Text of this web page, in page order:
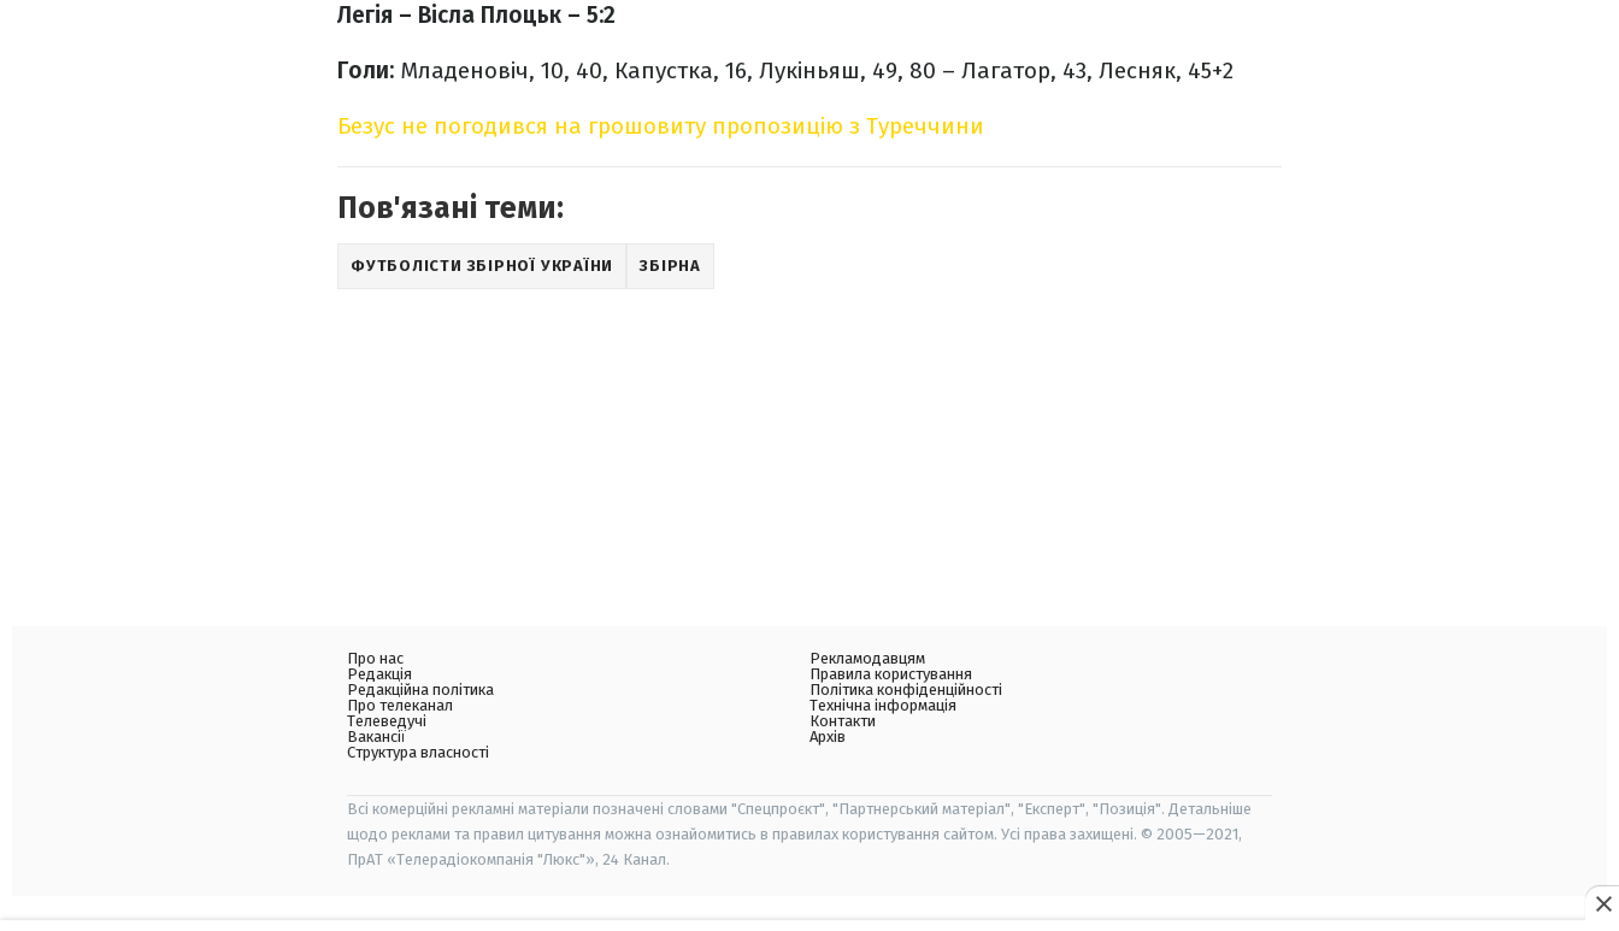
Легія – Вісла Плоцьк – 5:2
Голи: Младеновіч, 10, 40, Капустка, 16, Лукіньяш, 49, 80 – Лагатор, 43, Лесняк, 45+2
Безус не погодився на грошовиту пропозицію з Туреччини
Пов'язані теми:
ФУТБОЛІСТИ ЗБІРНОЇ УКРАЇНИ ЗБІРНА
Про нас
Редакція
Редакційна політика
Про телеканал
Телеведучі
Вакансії
Структура власності
Рекламодавцям
Правила користування
Політика конфіденційності
Технічна інформація
Контакти
Архів
Всі комерційні рекламні матеріали позначені словами "Спецпроєкт", "Партнерський матеріал", "Експерт", "Позиція". Детальніше
щодо реклами та правил цитування можна ознайомитись в правилах користування сайтом. Усі права захищені. © 2005—2021,
ПрАТ «Телерадіокомпанія "Люкс"», 24 Канал.